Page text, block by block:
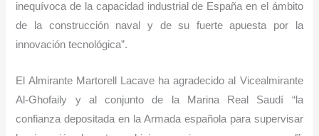
inequívoca de la capacidad industrial de España en el ámbito
de la construcción naval y de su fuerte apuesta por la
innovación tecnológica”.
El Almirante Martorell Lacave ha agradecido al Vicealmirante
Al-Ghofaily y al conjunto de la Marina Real Saudí “la
confianza depositada en la Armada española para supervisar